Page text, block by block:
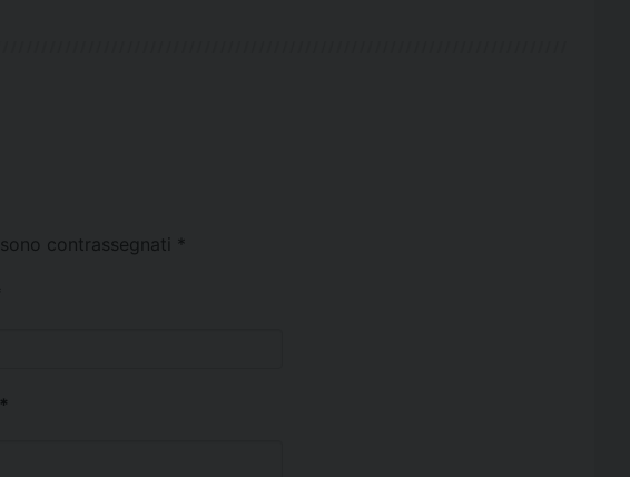
contrassegnati *
*